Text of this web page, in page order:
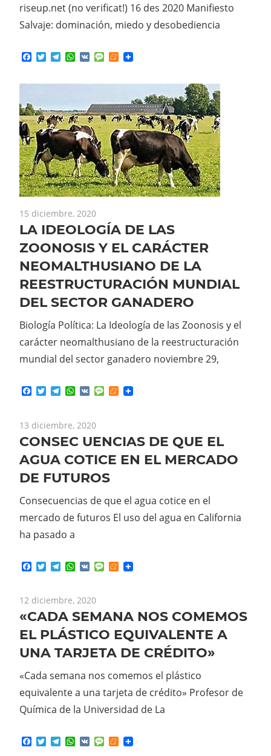
riseup.net (no verificat!) 16 des 2020 Manifiesto
Salvaje: dominación, miedo y desobediencia
Facebook
TwitterTelegram
WhatsApp
VK MessageMeneame
15 diciembre, 2020
LA IDEOLOGÍA DE LAS
ZOONOSIS Y EL CARÁCTER
NEOMALTHUSIANO DE LA
REESTRUCTURACIÓN MUNDIAL
DEL SECTOR GANADERO
Biología Política: La Ideología de las Zoonosis y el
carácter neomalthusiano de la reestructuración
mundial del sector ganadero noviembre 29,
Facebook
TwitterTelegram
WhatsApp
VK MessageMeneame
13 diciembre, 2020
CONSEC UENCIAS DE QUE EL
AGUA COTICE EN EL MERCADO
DE FUTUROS
Consecuencias de que el agua cotice en el
mercado de futuros El uso del agua en California
ha pasado a
Facebook
TwitterTelegram
WhatsApp
VK MessageMeneame
12 diciembre, 2020
«CADA SEMANA NOS COMEMOS
EL PLÁSTICO EQUIVALENTE A
UNA TARJETA DE CRÉDITO»
«Cada semana nos comemos el plástico
equivalente a una tarjeta de crédito» Profesor de
Química de la Universidad de La
Facebook
TwitterTelegram
WhatsApp
VK MessageMeneame